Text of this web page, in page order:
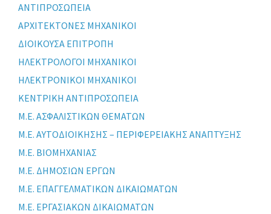
ΑΝΤΙΠΡΟΣΩΠΕΙΑ
ΑΡΧΙΤΕΚΤΟΝΕΣ ΜΗΧΑΝΙΚΟΙ
ΔΙΟΙΚΟΥΣΑ ΕΠΙΤΡΟΠΗ
ΗΛΕΚΤΡΟΛΟΓΟΙ ΜΗΧΑΝΙΚΟΙ
ΗΛΕΚΤΡΟΝΙΚΟΙ ΜΗΧΑΝΙΚΟΙ
ΚΕΝΤΡΙΚΗ ΑΝΤΙΠΡΟΣΩΠΕΙΑ
Μ.Ε. ΑΣΦΑΛΙΣΤΙΚΩΝ ΘΕΜΑΤΩΝ
Μ.Ε. ΑΥΤΟΔΙΟΙΚΗΣΗΣ – ΠΕΡΙΦΕΡΕΙΑΚΗΣ ΑΝΑΠΤΥΞΗΣ
Μ.Ε. ΒΙΟΜΗΧΑΝΙΑΣ
Μ.Ε. ΔΗΜΟΣΙΩΝ ΕΡΓΩΝ
Μ.Ε. ΕΠΑΓΓΕΛΜΑΤΙΚΩΝ ΔΙΚΑΙΩΜΑΤΩΝ
Μ.Ε. ΕΡΓΑΣΙΑΚΩΝ ΔΙΚΑΙΩΜΑΤΩΝ